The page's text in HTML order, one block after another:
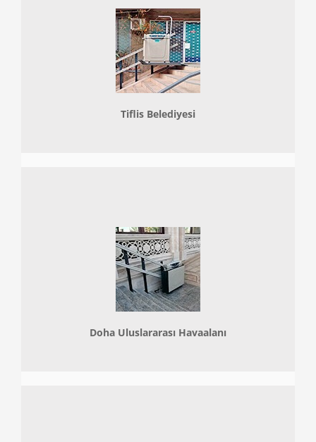
Tiflis Belediyesi
Doha Uluslararası Havaalanı